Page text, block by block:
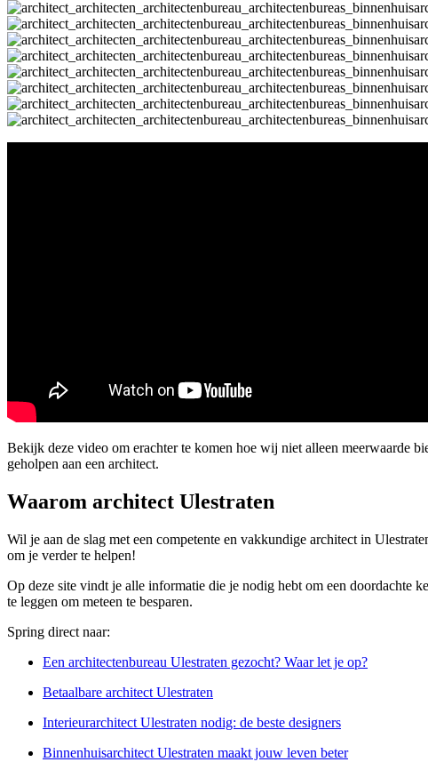
Bekijk deze video om erachter te komen hoe wij niet alleen meerwaarde
geholpen aan een architect.
Waarom architect Ulestraten
Wil je aan de slag met een competente en vakkundige architect in
om je verder te helpen!
Op deze site vindt je alle informatie die je nodig hebt om een doordachte
te leggen om meteen te besparen.
Spring direct naar:
Een architectenbureau Ulestraten gezocht? Waar let je op?
Betaalbare architect Ulestraten
Interieurarchitect Ulestraten nodig: de beste designers
Binnenhuisarchitect Ulestraten maakt jouw leven beter